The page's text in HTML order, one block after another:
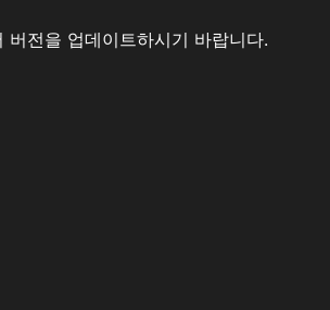
전을 업데이트하시기 바랍니다.